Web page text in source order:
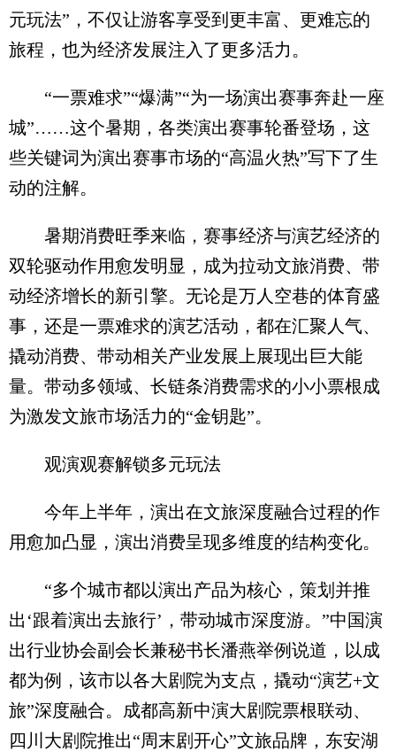
元玩法”，不仅让游客享受到更丰富、更难忘的
旅程，也为经济发展注入了更多活力。
“一票难求”“爆满”“为一场演出赛事奔赴一座
城”……这个暑期，各类演出赛事轮番登场，这
些关键词为演出赛事市场的“高温火热”写下了生
动的注解。
暑期消费旺季来临，赛事经济与演艺经济的
双轮驱动作用愈发明显，成为拉动文旅消费、带
动经济增长的新引擎。无论是万人空巷的体育盛
事，还是一票难求的演艺活动，都在汇聚人气、
撬动消费、带动相关产业发展上展现出巨大能
量。带动多领域、长链条消费需求的小小票根成
为激发文旅市场活力的“金钥匙”。
观演观赛解锁多元玩法
今年上半年，演出在文旅深度融合过程的作
用愈加凸显，演出消费呈现多维度的结构变化。
“多个城市都以演出产品为核心，策划并推
出‘跟着演出去旅行’，带动城市深度游。”中国演
出行业协会副会长兼秘书长潘燕举例说道，以成
都为例，该市以各大剧院为支点，撬动“演艺+文
旅”深度融合。成都高新中演大剧院票根联动、
四川大剧院推出“周末剧开心”文旅品牌，东安湖